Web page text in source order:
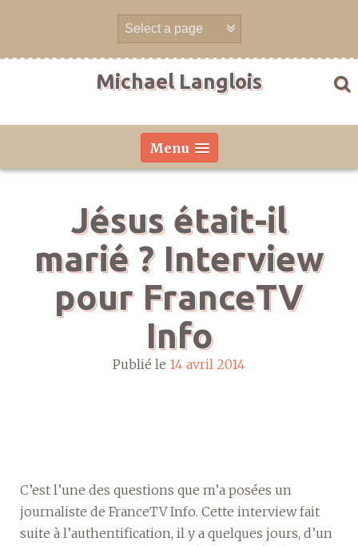
Michael Langlois
Menu
Jésus était-il
marié ? Interview
pour FranceTV
Info
Publié le 14 avril 2014
C’est l’une des questions que m’a posées un
journaliste de FranceTV Info. Cette interview fait
suite à l’authentification, il y a quelques jours, d’un